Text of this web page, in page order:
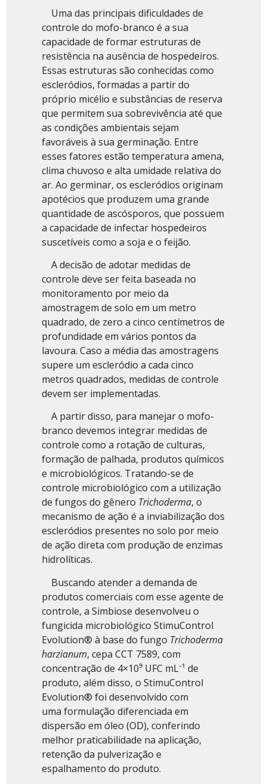
Uma das principais dificuldades de
controle do mofo-branco é a sua
capacidade de formar estruturas de
resistência na ausência de hospedeiros.
Essas estruturas são conhecidas como
escleródios, formadas a partir do
próprio micélio e substâncias de reserva
que permitem sua sobrevivência até que
as condições ambientais sejam
favoráveis à sua germinação. Entre
esses fatores estão temperatura amena,
clima chuvoso e alta umidade relativa do
ar. Ao germinar, os escleródios originam
apotécios que produzem uma grande
quantidade de ascósporos, que possuem
a capacidade de infectar hospedeiros
suscetíveis como a soja e o feijão.
A decisão de adotar medidas de
controle deve ser feita baseada no
monitoramento por meio da
amostragem de solo em um metro
quadrado, de zero a cinco centímetros de
profundidade em vários pontos da
lavoura. Caso a média das amostragens
supere um escleródio a cada cinco
metros quadrados, medidas de controle
devem ser implementadas.
A partir disso, para manejar o mofo-
branco devemos integrar medidas de
controle como a rotação de culturas,
formação de palhada, produtos químicos
e microbiológicos. Tratando-se de
controle microbiológico com a utilização
de fungos do gênero Trichoderma, o
mecanismo de ação é a inviabilização dos
escleródios presentes no solo por meio
de ação direta com produção de enzimas
hidrolíticas.
Buscando atender a demanda de
produtos comerciais com esse agente de
controle, a Simbiose desenvolveu o
fungicida microbiológico StimuControl
Evolution® à base do fungo Trichoderma
harzianum, cepa CCT 7589, com
concentração de 4×10⁹ UFC mL⁻¹ de
produto, além disso, o StimuControl
Evolution® foi desenvolvido com
uma formulação diferenciada em
dispersão em óleo (OD), conferindo
melhor praticabilidade na aplicação,
retenção da pulverização e
espalhamento do produto.